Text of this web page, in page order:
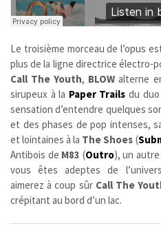
Le troisième morceau de l’opus
plus de la ligne directrice électro-
Call The Youth, BLOW alterne
sirupeux à la Paper Trails du duo
sensation d’entendre quelques
et des phases de pop intenses,
et lointaines à la The Shoes (
Antibois de M83 (Outro), un
vous êtes adeptes de
aimerez à coup sûr Call The
crépitant au bord d’un lac.